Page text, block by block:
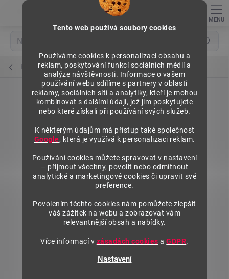
Tento web použivá soubory cookies
Používáme cookies k personalizaci obsahu a
reklam, poskytování funkcí sociálních médií a
analýze návštěvnosti. Informace o vašem
používání webu sdílíme s partnery v oblasti
reklamy, sociálních sítí a analytiky, kteří je mohou
kombinovat s dalšími údaji, jež jim poskytujete
nebo které získali při používání svých služeb.
K některým údajům má přístup také společnost
Google, která je využívá k personalizaci reklam.
Používání cookies můžete spravovat v nastavení
– přijmout všechny, povolit nebo odmítnout
analytické a marketingové cookies či upravit své
preference.
Povolením těchto cookies nám pomůžete zlepšit
váš zážitek na webu a zobrazovat vám
relevantnější obsah a nabídky.
Více informací v zásadách cookies aGDPR.
Nastavení
Hledat
Konzoly těžké